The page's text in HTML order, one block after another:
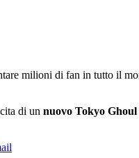
milioni di fan in tutto il
di un nuovo Tokyo Ghoul